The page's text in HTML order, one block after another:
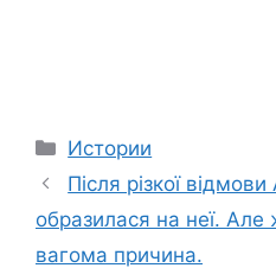
Categories
Истории
Після різкої відмови
образилася на неї. Але
вагома причина.